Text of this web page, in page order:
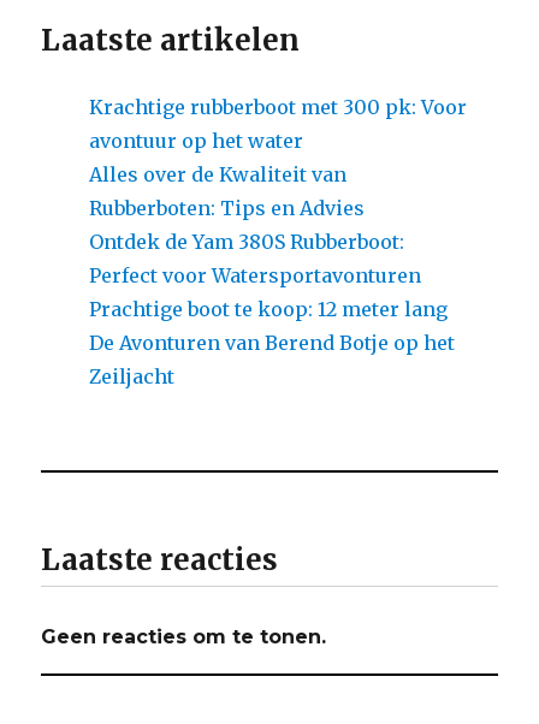
Laatste artikelen
Krachtige rubberboot met 300 pk: Voor
avontuur op het water
Alles over de Kwaliteit van
Rubberboten: Tips en Advies
Ontdek de Yam 380S Rubberboot:
Perfect voor Watersportavonturen
Prachtige boot te koop: 12 meter lang
De Avonturen van Berend Botje op het
Zeiljacht
Laatste reacties
Geen reacties om te tonen.